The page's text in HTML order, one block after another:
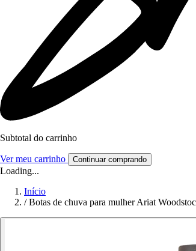
Subtotal do carrinho
Ver meu carrinho Continuar comprando
Loading...
Início
/ Botas de chuva para mulher Ariat